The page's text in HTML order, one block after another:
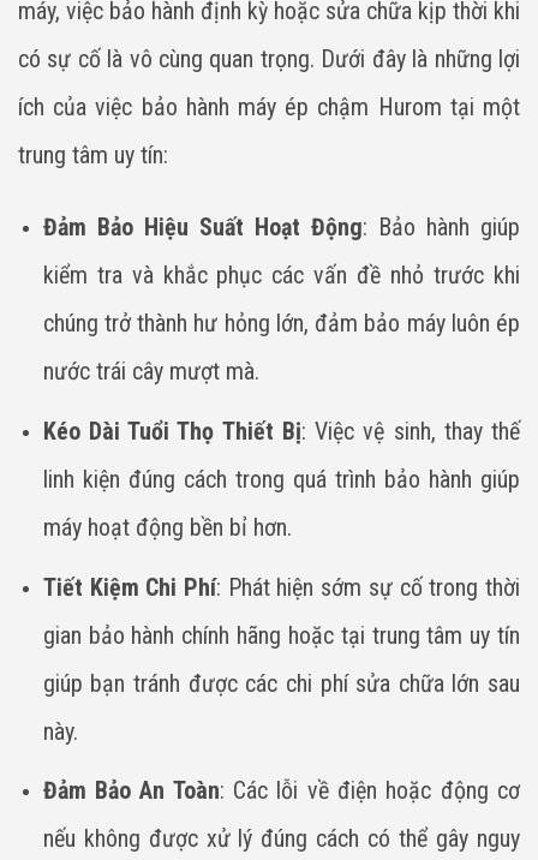
máy, việc bảo hành định kỳ hoặc sửa chữa kịp thời khi
có sự cố là vô cùng quan trọng. Dưới đây là những lợi
ích của việc bảo hành máy ép chậm Hurom tại một
trung tâm uy tín:
Đảm Bảo Hiệu Suất Hoạt Động: Bảo hành giúp
kiểm tra và khắc phục các vấn đề nhỏ trước khi
chúng trở thành hư hỏng lớn, đảm bảo máy luôn ép
nước trái cây mượt mà.
Kéo Dài Tuổi Thọ Thiết Bị: Việc vệ sinh, thay thế
linh kiện đúng cách trong quá trình bảo hành giúp
máy hoạt động bền bỉ hơn.
Tiết Kiệm Chi Phí: Phát hiện sớm sự cố trong thời
gian bảo hành chính hãng hoặc tại trung tâm uy tín
giúp bạn tránh được các chi phí sửa chữa lớn sau
này.
Đảm Bảo An Toàn: Các lỗi về điện hoặc động cơ
nếu không được xử lý đúng cách có thể gây nguy